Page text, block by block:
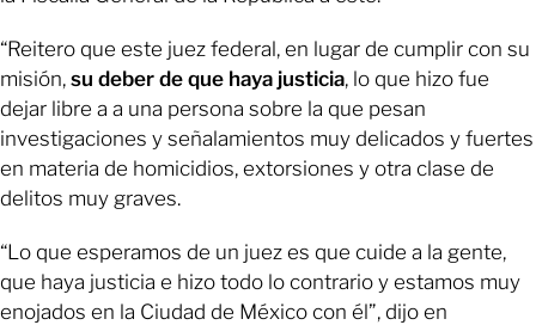
“Reitero que este juez federal, en lugar de cumplir con su
misión, su deber de que haya justicia, lo que hizo fue
dejar libre a a una persona sobre la que pesan
investigaciones y señalamientos muy delicados y fuertes
en materia de homicidios, extorsiones y otra clase de
delitos muy graves.
“Lo que esperamos de un juez es que cuide a la gente,
que haya justicia e hizo todo lo contrario y estamos muy
enojados en la Ciudad de México con él”, dijo en